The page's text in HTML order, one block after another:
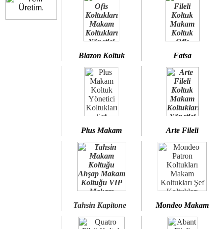
Blazon Koltuk Fatsa
Plus Makam Arte Fileli
Tahsin Kapitone Mondeo Makam